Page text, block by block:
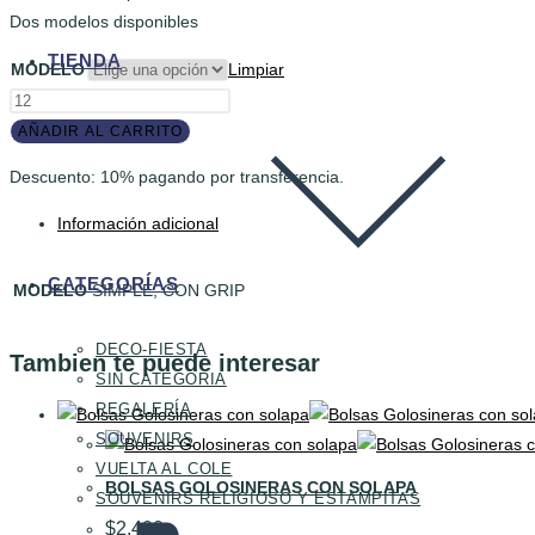
TIENDA
CATEGORÍAS
DECO-FIESTA
SIN CATEGORIA
REGALERÍA
SOUVENIRS
VUELTA AL COLE
SOUVENIRS RELIGIOSO Y ESTAMPITAS
Dos modelos disponibles
MODELO
Limpiar
LAPICERAS
PERSONALIZADAS
AÑADIR AL CARRITO
Descuento: 10% pagando por transferencia.
Información adicional
MODELO SIMPLE, CON GRIP
Tambien te puede interesar
BOLSAS GOLOSINERAS CON SOLAPA
$2.400